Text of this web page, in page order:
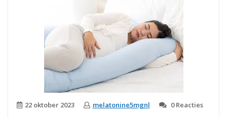
22 oktober 2023 melatonine5mgnl 0 Reacties